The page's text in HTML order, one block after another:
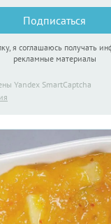
Подписаться
я соглашаюсь получать
рекламные материалы
Yandex SmartCaptcha